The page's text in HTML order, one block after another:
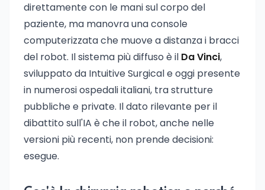
direttamente con le mani sul corpo del
paziente, ma manovra una console
computerizzata che muove a distanza i bracci
del robot. Il sistema più diffuso è il Da Vinci,
sviluppato da Intuitive Surgical e oggi presente
in numerosi ospedali italiani, tra strutture
pubbliche e private. Il dato rilevante per il
dibattito sull'IA è che il robot, anche nelle
versioni più recenti, non prende decisioni:
esegue.